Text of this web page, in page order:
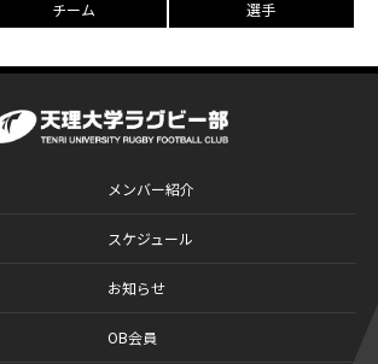
チーム 選手
メンバー紹介
スケジュール
お知らせ
OB会員